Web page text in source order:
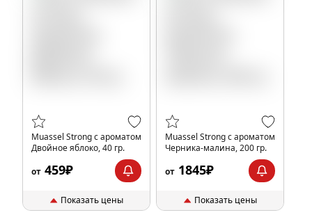
Muassel Strong с ароматом
Двойное яблоко, 40 гр.
от 459₽
Показать цены
Muassel Strong с ароматом
Черника-малина, 200 гр.
от 1845₽
Показать цены